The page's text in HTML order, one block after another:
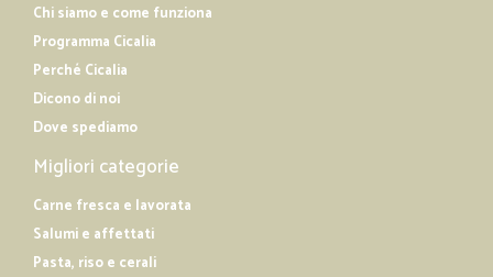
Chi siamo e come funziona
Programma Cicalia
Perché Cicalia
Dicono di noi
Dove spediamo
Migliori categorie
Carne fresca e lavorata
Salumi e affettati
Pasta, riso e cerali